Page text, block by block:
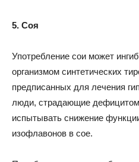
5. Соя
Употребление сои может
организмом синтетических
предписанных для лечения
люди, страдающие
испытывать снижение
изофлавонов в сое.